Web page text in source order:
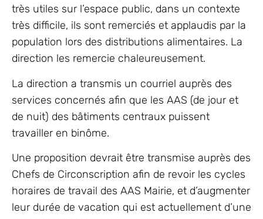
très utiles sur l’espace public, dans un contexte
très difficile, ils sont remerciés et applaudis par la
population lors des distributions alimentaires. La
direction les remercie chaleureusement.
La direction a transmis un courriel auprès des
services concernés afin que les AAS (de jour et
de nuit) des bâtiments centraux puissent
travailler en binôme.
Une proposition devrait être transmise auprès des
Chefs de Circonscription afin de revoir les cycles
horaires de travail des AAS Mairie, et d’augmenter
leur durée de vacation qui est actuellement d’une